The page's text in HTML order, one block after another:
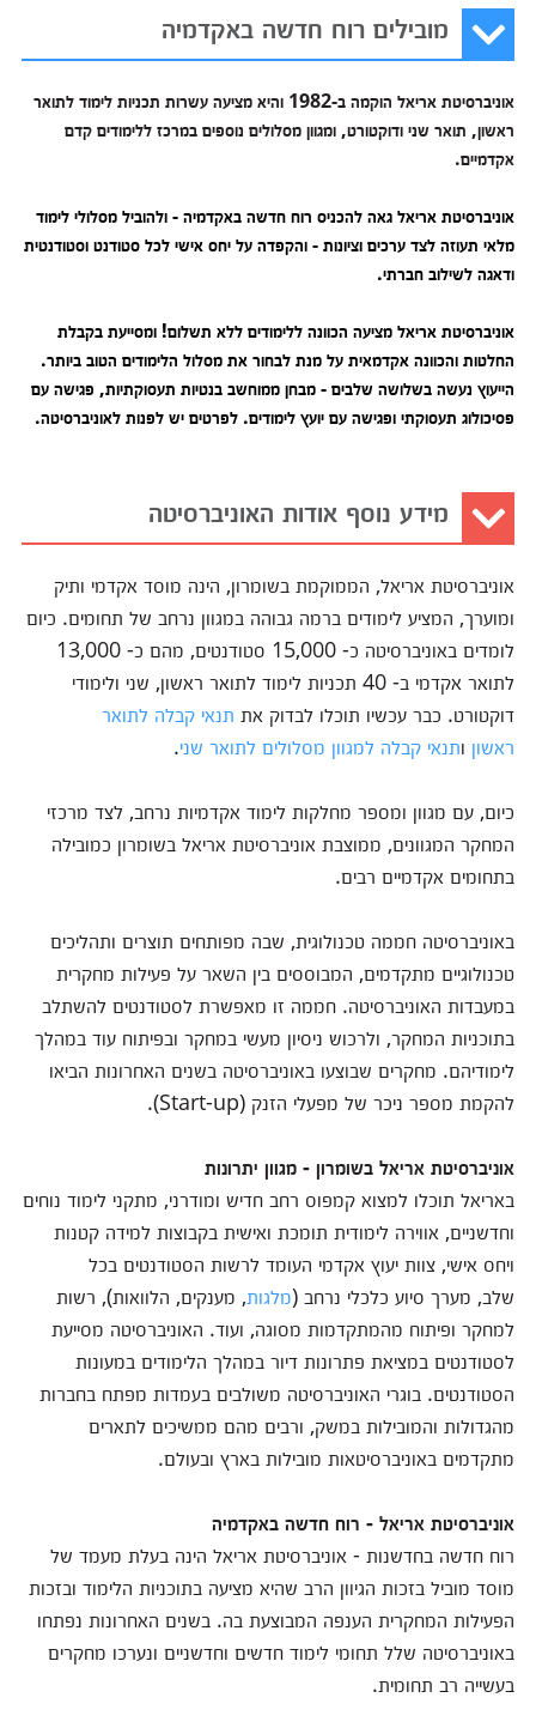
מובילים רוח חדשה באקדמיה
אוניברסיטת אריאל הוקמה ב-1982 והיא מציעה עשרות תכניות לימוד לתואר
ראשון, תואר שני ודוקטורט, ומגוון מסלולים נוספים במרכז ללימודים קדם
אקדמיים.
אוניברסיטת אריאל גאה להכניס רוח חדשה באקדמיה - ולהוביל מסלולי לימוד
מלאי תעוזה לצד ערכים וציונות - והקפדה על יחס אישי לכל סטודנט וסטודנטית
ודאגה לשילוב חברתי.
אוניברסיטת אריאל מציעה הכוונה ללימודים ללא תשלום! ומסייעת בקבלת
החלטות והכוונה אקדמאית על מנת לבחור את מסלול הלימודים הטוב ביותר.
הייעוץ נעשה בשלושה שלבים - מבחן ממוחשב בנטיות תעסוקתיות, פגישה עם
פסיכולוג תעסוקתי ופגישה עם יועץ לימודים. לפרטים יש לפנות לאוניברסיטה.
מידע נוסף אודות האוניברסיטה
אוניברסיטת אריאל, הממוקמת בשומרון, הינה מוסד אקדמי ותיק
ומוערך, המציע לימודים ברמה גבוהה במגוון נרחב של תחומים. כיום
לומדים באוניברסיטה כ- 15,000 סטודנטים, מהם כ- 13,000
לתואר אקדמי ב- 40 תכניות לימוד לתואר ראשון, שני ולימודי
דוקטורט. כבר עכשיו תוכלו לבדוק את תנאי קבלה לתואר
ראשון ותנאי קבלה למגוון מסלולים לתואר שני.
כיום, עם מגוון ומספר מחלקות לימוד אקדמיות נרחב, לצד מרכזי
המחקר המגוונים, ממוצבת אוניברסיטת אריאל בשומרון כמובילה
בתחומים אקדמיים רבים.
באוניברסיטה חממה טכנולוגית, שבה מפותחים תוצרים ותהליכים
טכנולוגיים מתקדמים, המבוססים בין השאר על פעילות מחקרית
במעבדות האוניברסיטה. חממה זו מאפשרת לסטודנטים להשתלב
בתוכניות המחקר, ולרכוש ניסיון מעשי במחקר ובפיתוח עוד במהלך
לימודיהם. מחקרים שבוצעו באוניברסיטה בשנים האחרונות הביאו
להקמת מספר ניכר של מפעלי הזנק (Start-up).
אוניברסיטת אריאל בשומרון - מגוון יתרונות
באריאל תוכלו למצוא קמפוס רחב חדיש ומודרני, מתקני לימוד נוחים
וחדשניים, אווירה לימודית תומכת ואישית בקבוצות למידה קטנות
ויחס אישי, צוות יעוץ אקדמי העומד לרשות הסטודנטים בכל
שלב, מערך סיוע כלכלי נרחב (מלגות, מענקים, הלוואות), רשות
למחקר ופיתוח מהמתקדמות מסוגה, ועוד. האוניברסיטה מסייעת
לסטודנטים במציאת פתרונות דיור במהלך הלימודים במעונות
הסטודנטים. בוגרי האוניברסיטה משולבים בעמדות מפתח בחברות
מהגדולות והמובילות במשק, ורבים מהם ממשיכים לתארים
מתקדמים באוניברסיטאות מובילות בארץ ובעולם.
אוניברסיטת אריאל - רוח חדשה באקדמיה
רוח חדשה בחדשנות - אוניברסיטת אריאל הינה בעלת מעמד של
מוסד מוביל בזכות הגיוון הרב שהיא מציעה בתוכניות הלימוד ובזכות
הפעילות המחקרית הענפה המבוצעת בה. בשנים האחרונות נפתחו
באוניברסיטה שלל תחומי לימוד חדשים וחדשניים ונערכו מחקרים
בעשייה רב תחומית.